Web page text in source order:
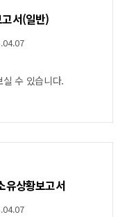
서(일반)
수 있습니다.
유상황보고서